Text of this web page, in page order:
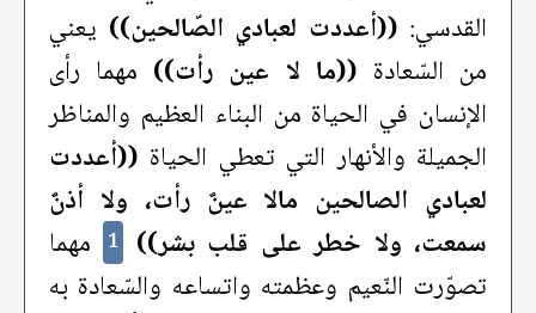
القدسي: ((أعددت لعبادي الصّالحين)) يعني
من السّعادة ((ما لا عين رأت)) مهما رأى
الإنسان في الحياة من البناء العظيم والمناظر
الجميلة والأنهار التي تعطي الحياة ((أعددت
لعبادي الصالحين مالا عينٌ رأت، ولا أذنٌ
سمعت، ولا خطر على قلب بشر)) 1 مهما
تصوّرت النّعيم وعظمته واتساعه والسّعادة به